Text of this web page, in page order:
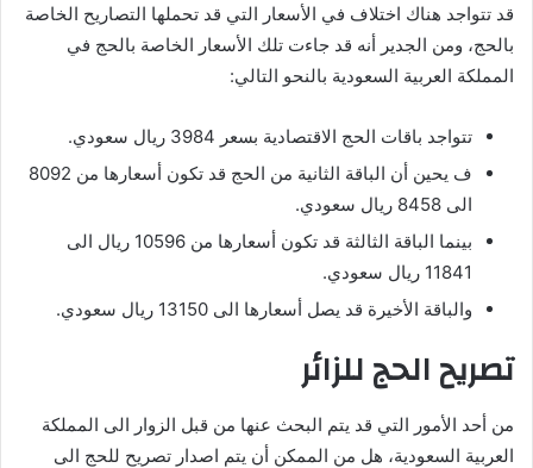
قد تتواجد هناك اختلاف في الأسعار التي قد تحملها التصاريح الخاصة
بالحج، ومن الجدير أنه قد جاءت تلك الأسعار الخاصة بالحج في
المملكة العربية السعودية بالنحو التالي:
تتواجد باقات الحج الاقتصادية بسعر 3984 ريال سعودي.
ف يحين أن الباقة الثانية من الحج قد تكون أسعارها من 8092
الى 8458 ريال سعودي.
بينما الباقة الثالثة قد تكون أسعارها من 10596 ريال الى
11841 ريال سعودي.
والباقة الأخيرة قد يصل أسعارها الى 13150 ريال سعودي.
تصريح الحج للزائر
من أحد الأمور التي قد يتم البحث عنها من قبل الزوار الى المملكة
العربية السعودية، هل من الممكن أن يتم اصدار تصريح للحج الى